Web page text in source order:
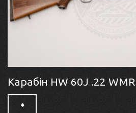
Карабін HW 60J .22